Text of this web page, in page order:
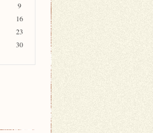
9
16
23
30